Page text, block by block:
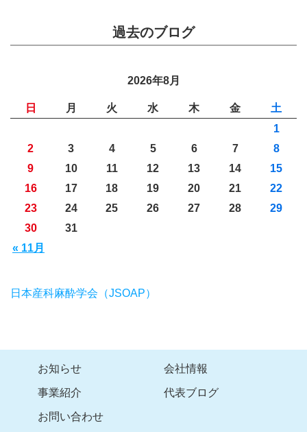
過去のブログ
2026年8月
日 月 火 水 木 金 土
« 11月
1
2
3 4 5 6 7
8
9
10 11 12 13 14
15
16
17 18 19 20 21
22
23
24 25 26 27 28
29
30
31
日本産科麻酔学会（JSOAP）
お知らせ 会社情報
事業紹介 代表ブログ
お問い合わせ